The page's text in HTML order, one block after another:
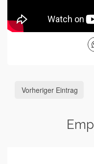
Vorheriger Eintrag